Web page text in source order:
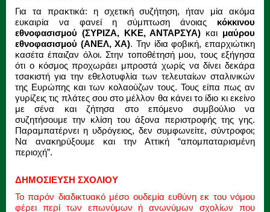
Για τα πρακτικά: η σχετική συζήτηση, ήταν μία ακόμα
ευκαιρία να φανεί η σύμπτωση άνοιας κόκκινου
εθνοφασισμού (ΣΥΡΙΖΑ, ΚΚΕ, ΑΝΤΑΡΣΥΑ) και μαύρου
εθνοφασισμού (ΑΝΕΛ, ΧΑ). Την ίδια φοβική, επαρχιώτικη
κασέτα έπαιζαν όλοι. Στην τοποθέτησή μου, τους εξήγησα
ότι ο κόσμος προχωράει μπροστά χωρίς να δίνει δεκάρα
τσακιστή για την εθελοτυφλία των τελευταίων σταλινικών
της Ευρώπης και των κολαούζων τους. Τους είπα πως αν
γυρίζεις τις πλάτες σου στο μέλλον θα κάνει το ίδιο κι εκείνο
με σένα και ζήτησα στο επόμενο συμβούλιο να
συζητήσουμε την κλίση του άξονα περιστροφής της γης.
Παραμπατέρνει η υδρόγειος, δεν συμφωνείτε, σύντροφοι;
Να ανακηρύξουμε και την Αττική “απομπαταρισμένη
περιοχή”.
ΔΗΜΟΣΙΕΥΣΗ ΣΧΟΛΙΟΥ
Το παρόν διαδικτυακό μέσο ουδεμία ευθύνη εκ του νόμου
φέρει περί των επωνύμων ή ανωνύμων σχολίων που